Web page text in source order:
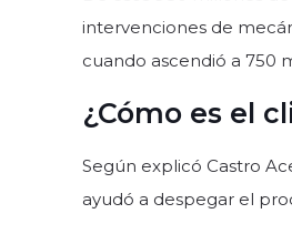
intervenciones de
cuando ascendió a 750
¿Cómo es el
Según explicó Castro
ayudó a despegar el